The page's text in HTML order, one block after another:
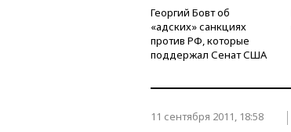
Георгий Бовт об
«адских» санкциях
против РФ, которые
поддержал Сенат США
11 сентября 2011, 18:58